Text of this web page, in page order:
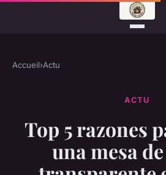
Accueil›Actu
ACTU
Top 5 razones
una mesa